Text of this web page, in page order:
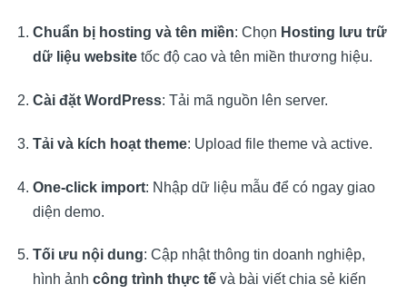
Chuẩn bị hosting và tên miền: Chọn Hosting lưu trữ
dữ liệu websitetốc độ cao và tên miền thương hiệu.
Cài đặt WordPress: Tải mã nguồn lên server.
Tải và kích hoạt theme: Upload file theme và active.
One-click import: Nhập dữ liệu mẫu để có ngay giao
diện demo.
Tối ưu nội dung: Cập nhật thông tin doanh nghiệp,
hình ảnh công trình thực tếvà bài viết chia sẻ kiến